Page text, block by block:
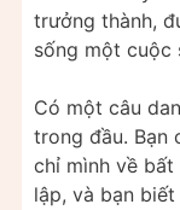
trưởng thành,
sống một cuộc
Có một câu
trong đầu. Bạn
chỉ mình về bất
lập, và bạn